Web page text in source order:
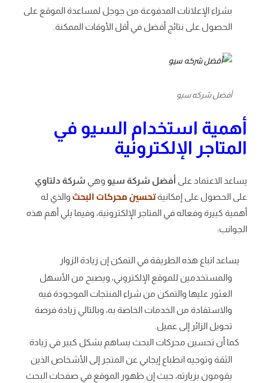
بشراء الإعلانات المدفوعة من جوجل لمساعدة الموقع على
الحصول على نتائج أفضل في أقل الأوقات الممكنة.
أفضل شركه سيو
أهمية استخدام السيو في
المتاجر الإلكترونية
يساعد الاعتماد على أفضل شركة سيو وهي شركة دلتاوي
على الحصول على إمكانيةتحسين محركات البحثوالذي له
أهمية كبيرة وفعاله في المتاجر الإلكترونية، وفيما يلي أهم هذه
الجوانب:
يساعد اتباع هذه الطريقة في التمكن إن زيادة الزوار
والمستخدمين للموقع الإلكتروني، ويصبح من الأسهل
العثور عليها والتمكن من شراء المنتجات الموجودة فيه
والاستفادة من الخدمات الخاصة به، وبالتالي زيادة فرصة
تحويل الزائر إلى عميل.
كما أن تحسين محركات البحث يساهم بشكل كبير في زيادة
الثقة وتوجيه انطباع إيجابي عن المتجر إلى الأشخاص الذين
يقومون بزيارته، حيث إن ظهور الموقع في صفحات البحث